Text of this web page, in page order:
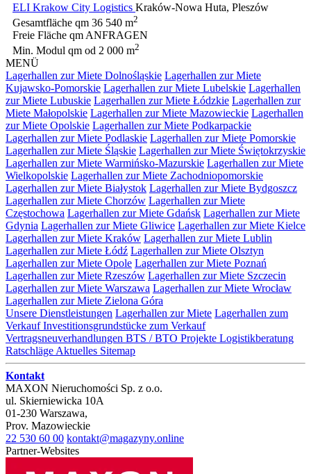
ELI Krakow City Logistics Kraków-Nowa Huta, Pleszów
Gesamtfläche qm 36 540 m2
Freie Fläche qm ANFRAGEN
Min. Modul qm od 2 000 m2
MENÜ
Lagerhallen zur Miete Dolnośląskie Lagerhallen zur Miete
Kujawsko-Pomorskie Lagerhallen zur Miete Lubelskie Lagerhallen
zur Miete Lubuskie Lagerhallen zur Miete Łódzkie Lagerhallen zur
Miete Małopolskie Lagerhallen zur Miete Mazowieckie Lagerhallen
zur Miete Opolskie Lagerhallen zur Miete Podkarpackie
Lagerhallen zur Miete Podlaskie Lagerhallen zur Miete Pomorskie
Lagerhallen zur Miete Śląskie Lagerhallen zur Miete Świętokrzyskie
Lagerhallen zur Miete Warmińsko-Mazurskie Lagerhallen zur Miete
Wielkopolskie Lagerhallen zur Miete Zachodniopomorskie
Lagerhallen zur Miete Białystok Lagerhallen zur Miete Bydgoszcz
Lagerhallen zur Miete Chorzów Lagerhallen zur Miete
Częstochowa Lagerhallen zur Miete Gdańsk Lagerhallen zur Miete
Gdynia Lagerhallen zur Miete Gliwice Lagerhallen zur Miete Kielce
Lagerhallen zur Miete Kraków Lagerhallen zur Miete Lublin
Lagerhallen zur Miete Łódź Lagerhallen zur Miete Olsztyn
Lagerhallen zur Miete Opole Lagerhallen zur Miete Poznań
Lagerhallen zur Miete Rzeszów Lagerhallen zur Miete Szczecin
Lagerhallen zur Miete Warszawa Lagerhallen zur Miete Wrocław
Lagerhallen zur Miete Zielona Góra
Unsere Dienstleistungen Lagerhallen zur Miete Lagerhallen zum
VerkaufInvestitionsgrundstücke zum Verkauf
Vertragsneuverhandlungen BTS / BTO Projekte Logistikberatung
Ratschläge Aktuelles Sitemap
Kontakt
MAXON Nieruchomości Sp. z o.o.
ul. Skierniewicka 10A
01-230 Warszawa,
Prov. Mazowieckie
22 530 60 00 kontakt@magazyny.online
Partner-Websites